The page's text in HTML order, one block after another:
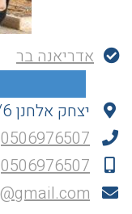
אדריאנה בר
יצחק אלחנן 4/6, רמת השרון, ישראל
0506976507
0506976507